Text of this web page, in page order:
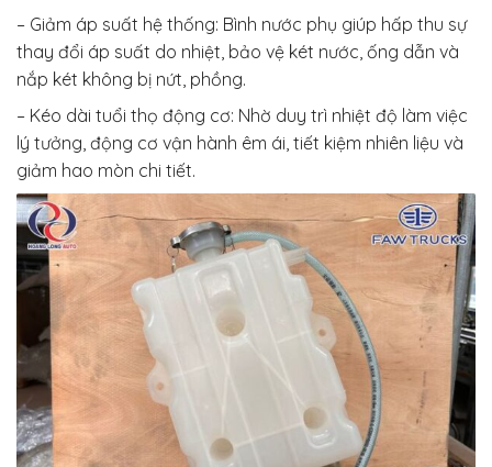
– Giảm áp suất hệ thống: Bình nước phụ giúp hấp thu sự
thay đổi áp suất do nhiệt, bảo vệ két nước, ống dẫn và
nắp két không bị nứt, phồng.
– Kéo dài tuổi thọ động cơ: Nhờ duy trì nhiệt độ làm việc
lý tưởng, động cơ vận hành êm ái, tiết kiệm nhiên liệu và
giảm hao mòn chi tiết.